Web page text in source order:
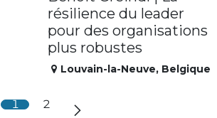
résilience du leader
pour des organisations
plus robustes
Louvain-la-Neuve, Belgique
1 2